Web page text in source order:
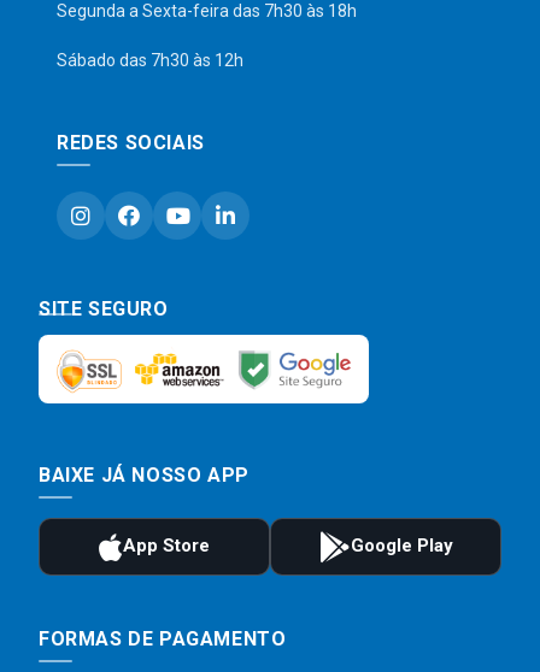
Segunda a Sexta-feira das 7h30 às 18h
Sábado das 7h30 às 12h
REDES SOCIAIS
SITE SEGURO
BAIXE JÁ NOSSO APP
FORMAS DE PAGAMENTO